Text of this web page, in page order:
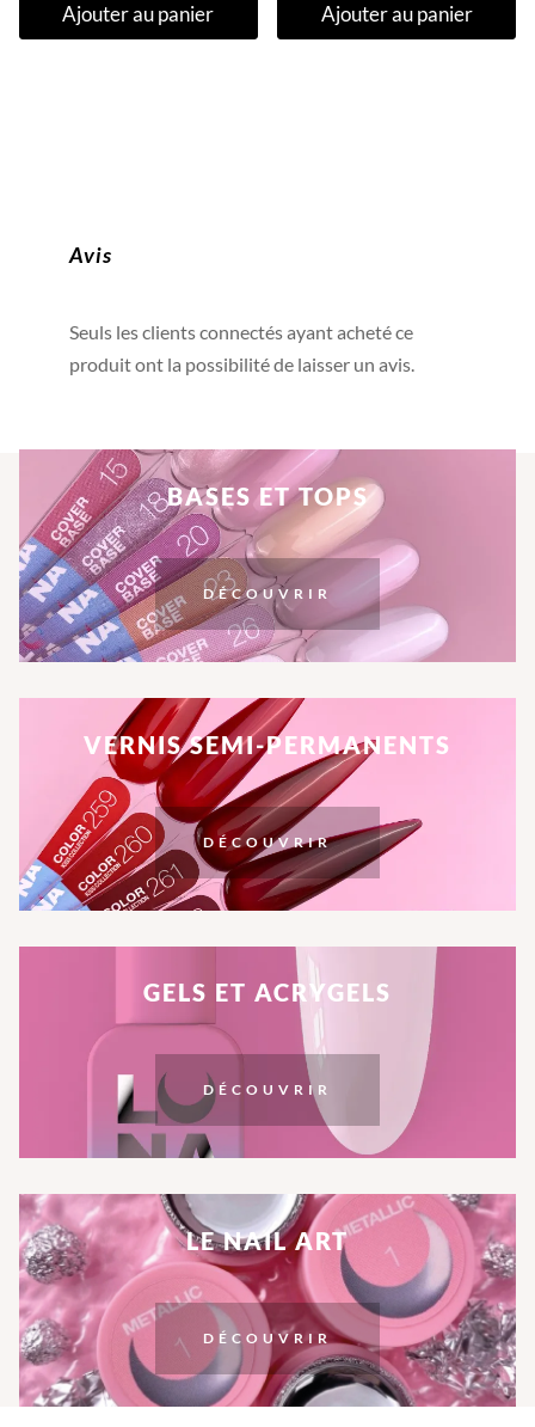
initial
était :
actuel
est :
Ajouter au panier Ajouter au panier
Avis
Seuls les clients connectés ayant acheté ce
produit ont la possibilité de laisser un avis.
BASES ET TOPS
DÉCOUVRIR
VERNIS SEMI-PERMANENTS
DÉCOUVRIR
GELS ET ACRYGELS
DÉCOUVRIR
LE NAIL ART
DÉCOUVRIR